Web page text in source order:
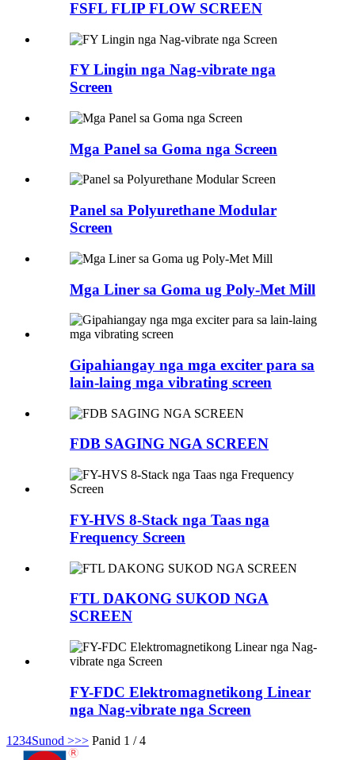
FSFL FLIP FLOW SCREEN
FY Lingin nga Nag-vibrate nga
Screen
Mga Panel sa Goma nga Screen
Panel sa Polyurethane Modular
Screen
Mga Liner sa Goma ug Poly-Met Mill
Gipahiangay nga mga exciter para sa
lain-laing mga vibrating screen
FDB SAGING NGA SCREEN
FY-HVS 8-Stack nga Taas nga
Frequency Screen
FTL DAKONG SUKOD NGA
SCREEN
FY-FDC Elektromagnetikong Linear
nga Nag-vibrate nga Screen
1 234Sunod >>> Panid 1 / 4